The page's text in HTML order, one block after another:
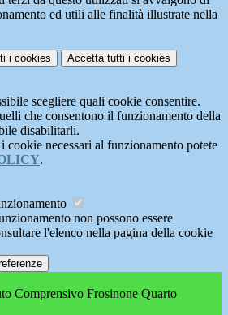
ed utili alle finalità illustrate nella
i cookies Accetta tutti i cookies
scegliere quali cookie consentire.
che consentono il funzionamento della
disabilitarli.
cookie necessari al funzionamento potete
.
non possono essere
l'elenco nella pagina della cookie
Comprensivo Frosinone Quarto